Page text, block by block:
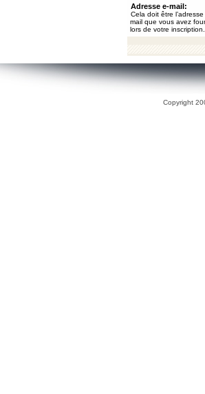
Adresse e-mail:
Cela doit être l’adresse
mail que vous avez
lors de votre inscription.
Copyright